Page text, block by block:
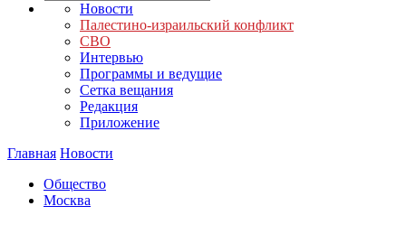
Новости
Палестино-израильский конфликт
СВО
Интервью
Программы и ведущие
Сетка вещания
Редакция
Приложение
Главная Новости
Общество
Москва